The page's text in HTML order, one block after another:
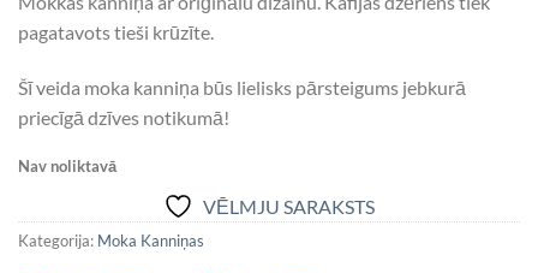
pagatavots tieši krūzīte.
Šī veida moka kanniņa būs lielisks pārsteigums jebkurā
priecīgā dzīves notikumā!
Nav noliktavā
VĒLMJU SARAKSTS
Kategorija: Moka Kanniņas